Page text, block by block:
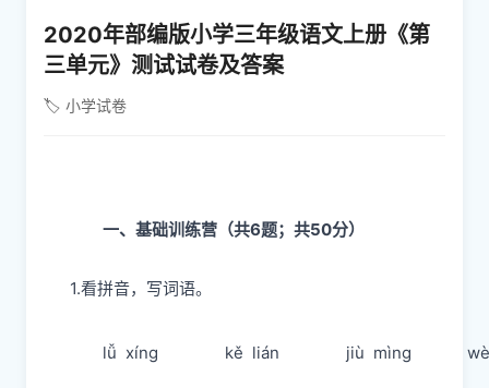
2020年部编版小学三年级语文上册《第
三单元》测试试卷及答案
🏷️ 小学试卷
一、 基础训练营 （共6题；共50分）
1.看拼音，写词语。
lǚ xínɡ kě lián jiù mìnɡ